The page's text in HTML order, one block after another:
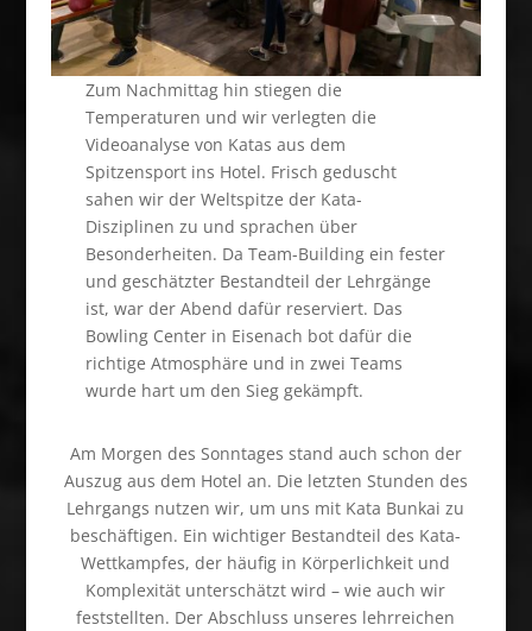
Zum Nachmittag hin stiegen die
Temperaturen und wir verlegten die
Videoanalyse von Katas aus dem
Spitzensport ins Hotel. Frisch geduscht
sahen wir der Weltspitze der Kata-
Disziplinen zu und sprachen über
Besonderheiten. Da Team-Building ein fester
und geschätzter Bestandteil der Lehrgänge
ist, war der Abend dafür reserviert. Das
Bowling Center in Eisenach bot dafür die
richtige Atmosphäre und in zwei Teams
wurde hart um den Sieg gekämpft.
Am Morgen des Sonntages stand auch schon der
Auszug aus dem Hotel an. Die letzten Stunden des
Lehrgangs nutzen wir, um uns mit Kata Bunkai zu
beschäftigen. Ein wichtiger Bestandteil des Kata-
Wettkampfes, der häufig in Körperlichkeit und
Komplexität unterschätzt wird – wie auch wir
feststellten. Der Abschluss unseres lehrreichen